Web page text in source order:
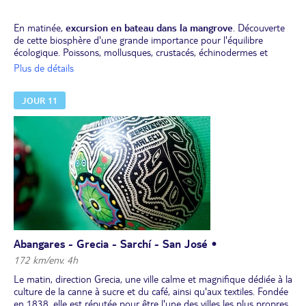
En matinée, excursion en bateau dans la mangrove. Découverte
de cette biosphère d'une grande importance pour l'équilibre
écologique. Poissons, mollusques, crustacés, échinodermes et
plantes d'une grande beauté sont rassemblés ici pour faire de
lodge, vous débusquerez des animaux tels que des crocodiles, des
iguanes et, bien sûr, une grande variété d'oiseaux.
Déjeuner.
Dans l'après-midi, une excursion vous sera proposée dans la
propriété afin de profiter de l'un des plus beaux couchers de
soleil du Costa Rica.
Dîner et nuit au lodge.
Plus de détails
JOUR 11
Abangares - Grecia - Sarchí - San José •
172 km/env. 4h
Le matin, direction Grecia, une ville calme et magnifique dédiée à la
culture de la canne à sucre et du café, ainsi qu'aux textiles. Fondée